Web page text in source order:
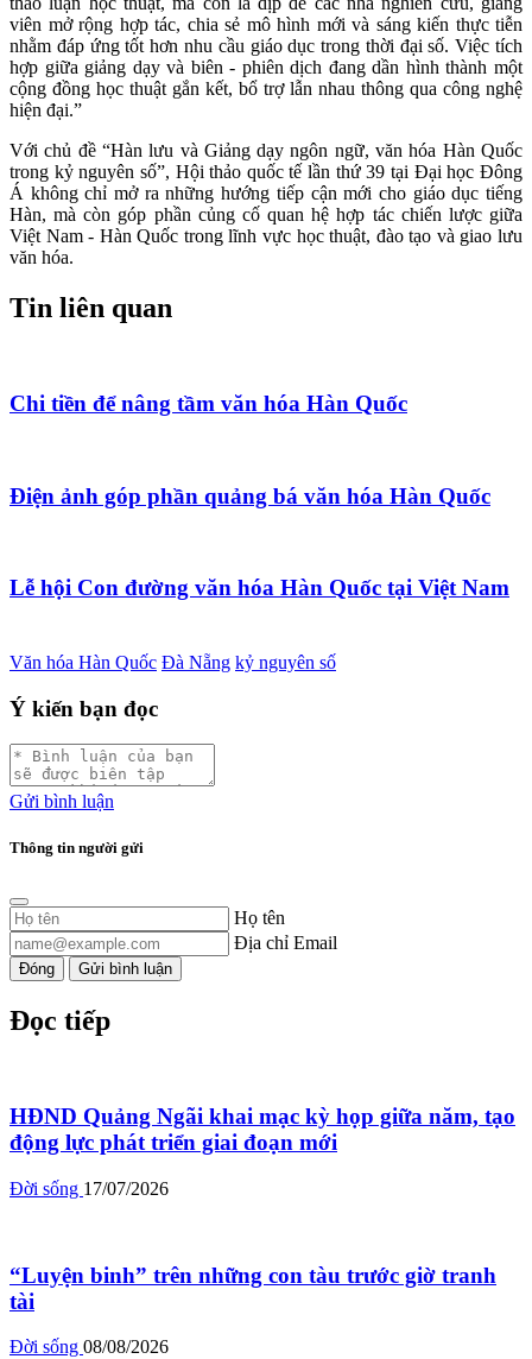
viên mở rộng hợp tác, chia sẻ mô hình mới và sáng kiến thực tiễn
nhằm đáp ứng tốt hơn nhu cầu giáo dục trong thời đại số. Việc tích
hợp giữa giảng dạy và biên - phiên dịch đang dần hình thành một
cộng đồng học thuật gắn kết, bổ trợ lẫn nhau thông qua công nghệ
hiện đại.”
Với chủ đề “Hàn lưu và Giảng dạy ngôn ngữ, văn hóa Hàn Quốc
trong kỷ nguyên số”, Hội thảo quốc tế lần thứ 39 tại Đại học Đông
Á không chỉ mở ra những hướng tiếp cận mới cho giáo dục tiếng
Hàn, mà còn góp phần củng cố quan hệ hợp tác chiến lược giữa
Việt Nam - Hàn Quốc trong lĩnh vực học thuật, đào tạo và giao lưu
văn hóa.
Tin liên quan
Chi tiền để nâng tầm văn hóa Hàn Quốc
Điện ảnh góp phần quảng bá văn hóa Hàn Quốc
Lễ hội Con đường văn hóa Hàn Quốc tại Việt Nam
Văn hóa Hàn Quốc Đà Nẵng kỷ nguyên số
Ý kiến bạn đọc
Gửi bình luận
Thông tin người gửi
Họ tên
Địa chỉ Email
Đóng Gửi bình luận
Đọc tiếp
HĐND Quảng Ngãi khai mạc kỳ họp giữa năm, tạo
động lực phát triển giai đoạn mới
Đời sống 17/07/2026
“Luyện binh” trên những con tàu trước giờ tranh
tài
Đời sống 08/08/2026